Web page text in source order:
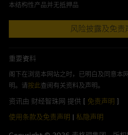
本网站虽连接第三者管理的网站，但麦
览者复制此等网站的任何内容，因该
经由本网站接触到的软件应用
部分可经本网站连结下载的软件程式
用此等属於第三者的软件，须自负全
在法律容许的所有范围内，麦格理集团
本结构性产品并无抵押品
此内容来自我们在所示日期时认为可靠之
而，Macquarie Capital Limited (CE No.
亦不为资料的准确程度丶完整性及合时性负
本网址由香港证券及期货事务监察委员会
本文所提及上市股份有关的Macquarie
及/或流通量提供者。本网站内容仅为香港
用，不适用於美国人或其他国家之居民。
风险披露及免责
重要资料
阁下在浏览本网站之时，已明白及同意本
明。请按此查阅有关资料及声明。
资讯由 财经智珠网 提供 [ 免责声明 ]
使用条款及免责声明 | 私隐声明